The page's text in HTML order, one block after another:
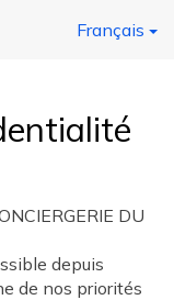
Français
DU
depuis
de nos priorités